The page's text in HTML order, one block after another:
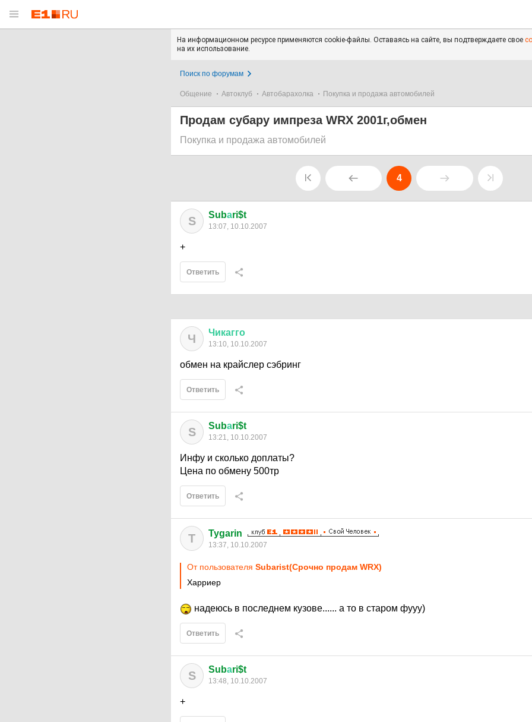
На информационном ресурсе применяются cookie-файлы. Оставаясь на сайте, вы подтверждаете свое
на их использование.
Поиск по форумам
Общение Автоклуб Автобарахолка Покупка и продажа автомобилей
Продам субару импреза WRX 2001г,обмен
Покупка и продажа автомобилей
4
S Subаri$t
13:07, 10.10.2007
+
Ответить
Ч Чикагго
13:10, 10.10.2007
обмен на крайслер сэбринг
Ответить
S Subаri$t
13:21, 10.10.2007
Инфу и сколько доплаты?
Цена по обмену 500тр
Ответить
T Tygarin
13:37, 10.10.2007
От пользователя Subarist(Срочно продам WRX)
Харриер
надеюсь в последнем кузове...... а то в старом фууу)
Ответить
S Subаri$t
13:48, 10.10.2007
+